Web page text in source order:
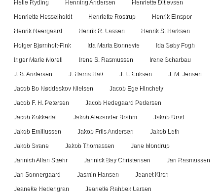
Helle Ryding Henning Andersen Henriette Ditlevsen
Henriette Hesselholdt Henriette Rostrup Henrik Einspor
Henrik Neergaard Henrik R. Lassen Henrik S. Harksen
Holger Bjørnholt-Fink Ida Maria Bonnevie Ida Søby Fogh
Inger Marie Morell Irene S. Rasmussen Irene Scharbau
J. B. Andersen J. Harris Hatt J. L. Eriksen J. M. Jensen
Jacob Bo Nøddeskov Nielsen Jacob Ege Hinchely
Jacob F. H. Petersen Jacob Hedegaard Pedersen
Jacob Kokkedal Jakob Alexander Brahm Jakob Drud
Jakob Emiliussen Jakob Friis Andersen Jakob Leth
Jakob Svane Jakob Thomassen Jane Mondrup
Jannich Allan Stæhr Jannick Bay Christensen Jan Rasmussen
Jan Sonnergaard Jasmin Hansen Jeanet Kirch
Jeanette Hedengran Jeanette Rahbek Larsen